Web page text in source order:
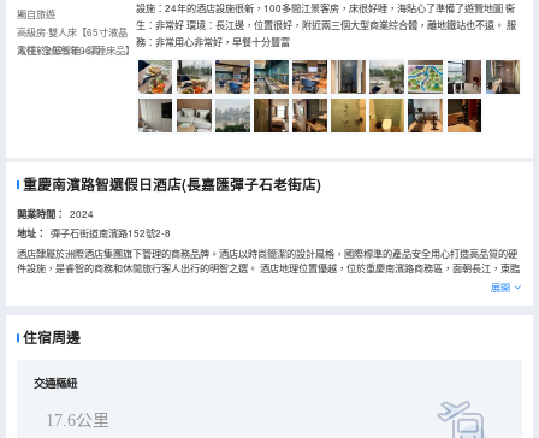
獨自旅遊
高級房·雙人床【65寸液晶
電視+全屋智能+深睡床品】
入住於2026年06月
設施：24年的酒店設施很新，100多間江景客房，床很好睡，海貼心了準備了遊覽地圖 衞
生：非常好 環境：長江邊，位置很好，附近兩三個大型商業綜合體，離地鐵站也不遠。 服
務：非常用心非常好，早餐十分豐富
重慶南濱路智選假日酒店(長嘉匯彈子石老街店)
開業時間： 2024
地址：
彈子石街道南濱路152號2-8
酒店隸屬於洲際酒店集團旗下管理的商務品牌。酒店以時尚簡潔的設計風格，國際標準的產品安全用心打造高品質的硬
件設施，是睿智的商務和休閒旅行客人出行的明智之選。 酒店地理位置優越，位於重慶南濱路商務區，面朝長江，東臨
彈子石老街、長嘉匯商業區和南濱路風景區，客房走廊可享寧靜恬適的庭院景觀。距離重慶江北國際機場、重慶北站很
近。酒店臨近重慶南山風景區、老君洞道觀、重慶解放碑、出去朝天門來福士廣場、洪崖洞民俗風貌區、江北大劇院等
的輕鬆氛圍，讓您尊享物有所值。簡單，睿智的出行體驗！
展開
住宿周邊
交通樞紐
17.6公里